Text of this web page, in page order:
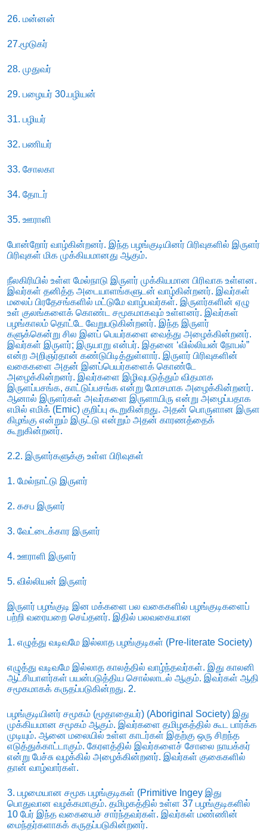
26. மன்னன்
27.மூடுகர்
28. முதுவர்
29. பழையர் 30.பழியன்
31. பழியர்
32. பணியர்
33. சோலகா
34. தோடர்
35. ஊராளி
போன்றோர் வாழ்கின்றனர். இந்த பழங்குடியினர் பிரிவுகளில் இருளர்
பிரிவுகள் மிக முக்கியமானது ஆகும்.
நீலகிரியில் உள்ள மேல்நாடு இருளர் முக்கியமான பிரிவாக உள்ளன.
இவர்கள் தனித்த அடையாளங்களுடன் வாழ்கின்றனர். இவர்கள்
மலைப் பிரதேசங்களில் மட்டுமே வாழ்பவர்கள். இருளர்களின் ஏழு
உள் குலங்களைக் கொண்ட சமூகமாகவும் உள்ளனர். இவர்கள்
பழங்காலம் தொட்டே வேறுபடுகின்றனர். இந்த இருளர்
களுக்கென்று சில இனப் பெயர்களை வைத்து அழைக்கின்றனர்.
இவர்கள் இருளர்; இருயாறு என்பர். இதனை ‘வில்லியன் நோபல்”
என்ற அறிஞர்தான் கண்டுபிடித்துள்ளார். இருளர் பிரிவுகளின்
வகைகளை அதன் இனப்பெயர்களைக் கொண்டே
அழைக்கின்றனர். இவர்களை இழிவுபடுத்தும் விதமாக
இருளப்பசங்க, காட்டுப்பசங்க என்று மோசமாக அழைக்கின்றனர்.
ஆனால் இருளர்கள் அவர்களை இருளாயிரு என்று அழைப்பதாக
எமில் எமிக் (Emic) குறிப்பு கூறுகின்றது. அதன் பொருளான இருள
கிழங்கு என்றும் இருட்டு என்றும் அதன் காரணத்தைக்
கூறுகின்றனர்.
2.2. இருளர்களுக்கு உள்ள பிரிவுகள்
1. மேல்நாட்டு இருளர்
2. கசப இருளர்
3. வேட்டைக்கார இருளர்
4. ஊராளி இருளர்
5. வில்லியன் இருளர்
இருளர் பழங்குடி இன மக்களை பல வகைகளில் பழங்குடிகளைப்
பற்றி வரையறை செய்தனர். இதில் பலவகையான
1. எழுத்து வடிவமே இல்லாத பழங்குடிகள் (Pre-literate Society)
எழுத்து வடிவமே இல்லாத காலத்தில் வாழ்ந்தவர்கள். இது காலனி
ஆட்சியாளர்கள் பயன்படுத்திய சொல்லாடல் ஆகும். இவர்கள் ஆதி
சமூகமாகக் கருதப்படுகின்றது. 2.
பழங்குடியினர் சமூகம் (மூதாதையர்) (Aboriginal Society) இது
முக்கியமான சமூகம் ஆகும். இவர்களை தமிழகத்தில் கூட பார்க்க
முடியும். ஆனை மலையில் உள்ள காடர்கள் இதற்கு ஒரு சிறந்த
எடுத்துக்காட்டாகும். கேரளத்தில் இவர்களைச் சோலை நாயக்கர்
என்று பேச்சு வழக்கில் அழைக்கின்றனர். இவர்கள் குகைகளில்
தான் வாழ்வார்கள்.
3. பழமையான சமூக பழங்குடிகள் (Primitive Ingey இது
பொதுவான வழக்கமாகும். தமிழகத்தில் உள்ள 37 பழங்குடிகளில்
10 பேர் இந்த வகையைச் சார்ந்தவர்கள். இவர்கள் மண்ணின்
மைந்தர்களாகக் கருதப்படுகின்றனர்.